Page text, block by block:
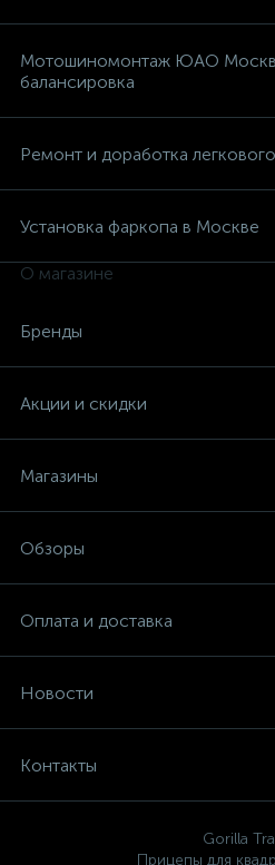
Мотошиномонтаж ЮАО
балансировка
Ремонт и доработка
Установка фаркопа в Москве
О магазине
Бренды
Акции и скидки
Магазины
Обзоры
Оплата и доставка
Новости
Контакты
Gorilla
Прицепы для